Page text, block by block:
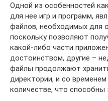
Одной из особенностей
для нее игр и программ,
файлов, необходимых для
поскольку позволяют
какой-либо части
достоинством, другие –
файлы продолжают
директории, и со
количестве, что способны